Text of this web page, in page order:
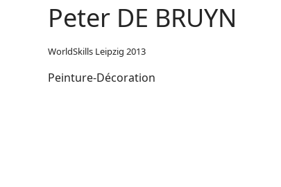
Peter DE BRUYN
WorldSkills Leipzig 2013
Peinture-Décoration